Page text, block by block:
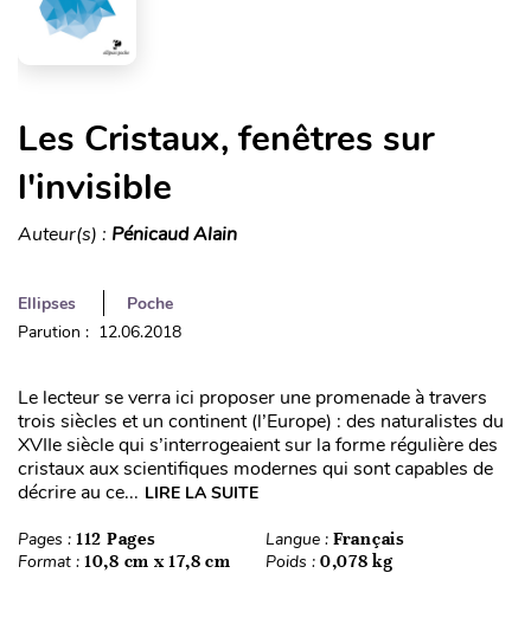
Les Cristaux, fenêtres sur
l'invisible
Auteur(s) : Pénicaud Alain
Ellipses
Poche
Parution : 12.06.2018
Le lecteur se verra ici proposer une promenade à travers
trois siècles et un continent (l’Europe) : des naturalistes du
XVIIe siècle qui s’interrogeaient sur la forme régulière des
cristaux aux scientifiques modernes qui sont capables de
décrire au ce... LIRE LA SUITE
Pages : 112 Pages Langue : Français
Format : 10,8 cm x 17,8 cm Poids : 0,078 kg